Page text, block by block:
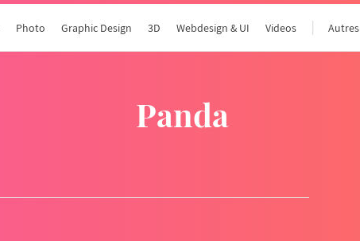
Photo Graphic Design 3D Webdesign & UI Videos Autres
panda